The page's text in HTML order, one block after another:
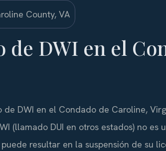
de DWI en el
de DWI en el Condado de Caroline,
(llamado DUI en otros estados) no
resultar en la suspensión de su